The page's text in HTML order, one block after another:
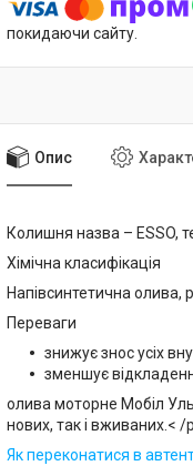
покидаючи сайту.
Опис
Колишня назва – ESSO,
Хімічна класифікація
Напівсинтетична олива,
Переваги
знижує знос усіх
зменшує
олива моторне Мобіл
нових, так і вживаних.< /
Як переконатися в